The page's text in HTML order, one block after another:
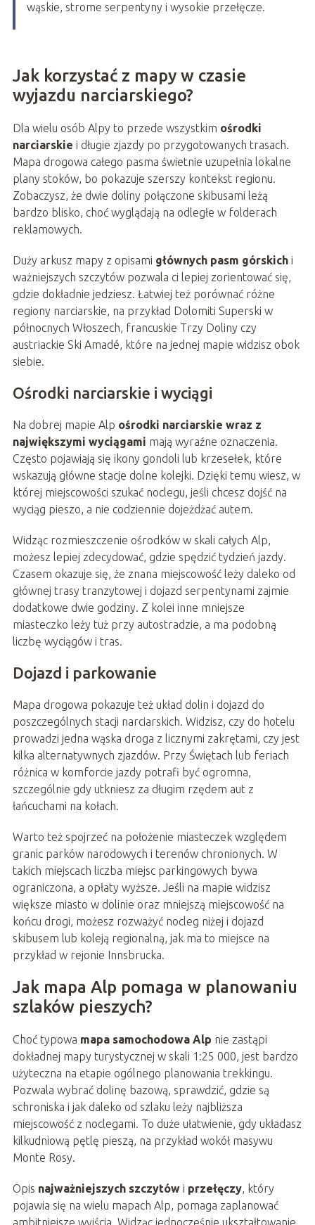
wąskie, strome serpentyny i wysokie przełęcze.
Jak korzystać z mapy w czasie
wyjazdu narciarskiego?
Dla wielu osób Alpy to przede wszystkim ośrodki
narciarskie i długie zjazdy po przygotowanych trasach.
Mapa drogowa całego pasma świetnie uzupełnia lokalne
plany stoków, bo pokazuje szerszy kontekst regionu.
Zobaczysz, że dwie doliny połączone skibusami leżą
bardzo blisko, choć wyglądają na odległe w folderach
reklamowych.
Duży arkusz mapy z opisami głównych pasm górskichi
ważniejszych szczytów pozwala ci lepiej zorientować się,
gdzie dokładnie jedziesz. Łatwiej też porównać różne
regiony narciarskie, na przykład Dolomiti Superski w
północnych Włoszech, francuskie Trzy Doliny czy
austriackie Ski Amadé, które na jednej mapie widzisz obok
siebie.
Ośrodki narciarskie i wyciągi
Na dobrej mapie Alp ośrodki narciarskie wraz z
największymi wyciągami mają wyraźne oznaczenia.
Często pojawiają się ikony gondoli lub krzesełek, które
wskazują główne stacje dolne kolejki. Dzięki temu wiesz, w
której miejscowości szukać noclegu, jeśli chcesz dojść na
wyciąg pieszo, a nie codziennie dojeżdżać autem.
Widząc rozmieszczenie ośrodków w skali całych Alp,
możesz lepiej zdecydować, gdzie spędzić tydzień jazdy.
Czasem okazuje się, że znana miejscowość leży daleko od
głównej trasy tranzytowej i dojazd serpentynami zajmie
dodatkowe dwie godziny. Z kolei inne mniejsze
miasteczko leży tuż przy autostradzie, a ma podobną
liczbę wyciągów i tras.
Dojazd i parkowanie
Mapa drogowa pokazuje też układ dolin i dojazd do
poszczególnych stacji narciarskich. Widzisz, czy do hotelu
prowadzi jedna wąska droga z licznymi zakrętami, czy jest
kilka alternatywnych zjazdów. Przy Świętach lub feriach
różnica w komforcie jazdy potrafi być ogromna,
szczególnie gdy utkniesz za długim rzędem aut z
łańcuchami na kołach.
Warto też spojrzeć na położenie miasteczek względem
granic parków narodowych i terenów chronionych. W
takich miejscach liczba miejsc parkingowych bywa
ograniczona, a opłaty wyższe. Jeśli na mapie widzisz
większe miasto w dolinie oraz mniejszą miejscowość na
końcu drogi, możesz rozważyć nocleg niżej i dojazd
skibusem lub koleją regionalną, jak ma to miejsce na
przykład w rejonie Innsbrucka.
Jak mapa Alp pomaga w planowaniu
szlaków pieszych?
Choć typowa mapa samochodowa Alp nie zastąpi
dokładnej mapy turystycznej w skali 1:25 000, jest bardzo
użyteczna na etapie ogólnego planowania trekkingu.
Pozwala wybrać dolinę bazową, sprawdzić, gdzie są
schroniska i jak daleko od szlaku leży najbliższa
miejscowość z noclegami. To duże ułatwienie, gdy układasz
kilkudniową pętlę pieszą, na przykład wokół masywu
Monte Rosy.
Opis najważniejszych szczytówi przełęczy, który
pojawia się na wielu mapach Alp, pomaga zaplanować
ambitniejsze wyjścia. Widząc jednocześnie ukształtowanie